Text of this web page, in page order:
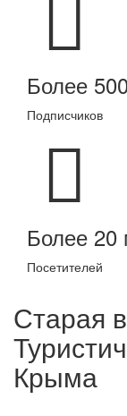
Более
Подписчиков
Более 20
Посетителей
Старая
Крыма